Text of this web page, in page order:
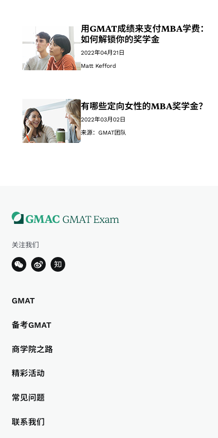
用GMAT成绩来支付MBA学费：
如何解锁你的奖学金
2022年04月21日
Matt Kefford
有哪些定向女性的MBA奖学金？
2022年03月02日
来源：GMAT团队
关注我们
GMAT
备考GMAT
商学院之路
精彩活动
常见问题
联系我们